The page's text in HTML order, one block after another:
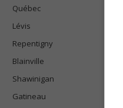
Québec
Lévis
Repentigny
Blainville
Shawinigan
Gatineau